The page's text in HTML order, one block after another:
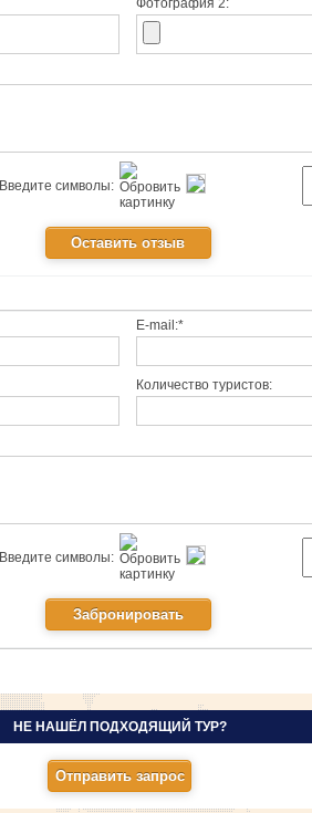
Фотография 2:
Введите символы:
E-mail:*
Количество туристов:
Введите символы:
НЕ НАШЁЛ ПОДХОДЯЩИЙ ТУР?